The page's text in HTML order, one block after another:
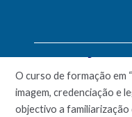
CURSO LIVRE
REGISTO DE
E LEGISLAÇÃO
O curso de formação em
imagem, credenciação e
objectivo a familiarização